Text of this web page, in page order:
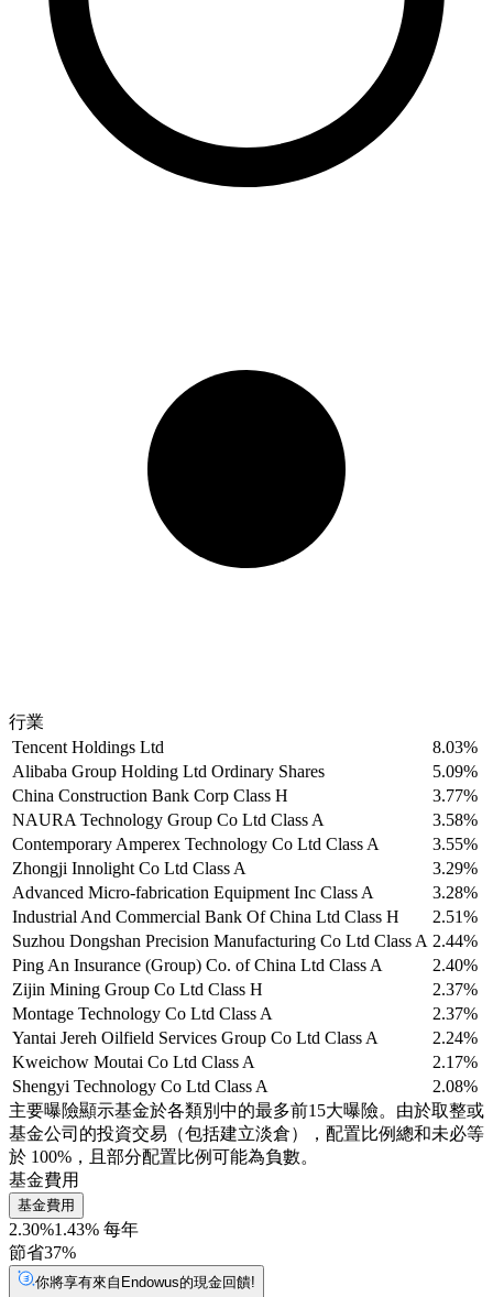
行業
Tencent Holdings Ltd
8.03%
Alibaba Group Holding Ltd Ordinary Shares
5.09%
China Construction Bank Corp Class H
3.77%
NAURA Technology Group Co Ltd Class A
3.58%
Contemporary Amperex Technology Co Ltd Class A
3.55%
Zhongji Innolight Co Ltd Class A
3.29%
Advanced Micro-fabrication Equipment Inc Class A
3.28%
Industrial And Commercial Bank Of China Ltd Class H
2.51%
Suzhou Dongshan Precision Manufacturing Co Ltd Class A 2.44%
Ping An Insurance (Group) Co. of China Ltd Class A
2.40%
Zijin Mining Group Co Ltd Class H
2.37%
Montage Technology Co Ltd Class A
2.37%
Yantai Jereh Oilfield Services Group Co Ltd Class A
2.24%
Kweichow Moutai Co Ltd Class A
2.17%
Shengyi Technology Co Ltd Class A
2.08%
主要曝險顯示基金於各類別中的最多前15大曝險。由於取整或
基金公司的投資交易（包括建立淡倉），配置比例總和未必等
於 100%，且部分配置比例可能為負數。
基金費用
基金費用
2.30%1.43% 每年
節省37%
你將享有來自Endowus的現金回饋!